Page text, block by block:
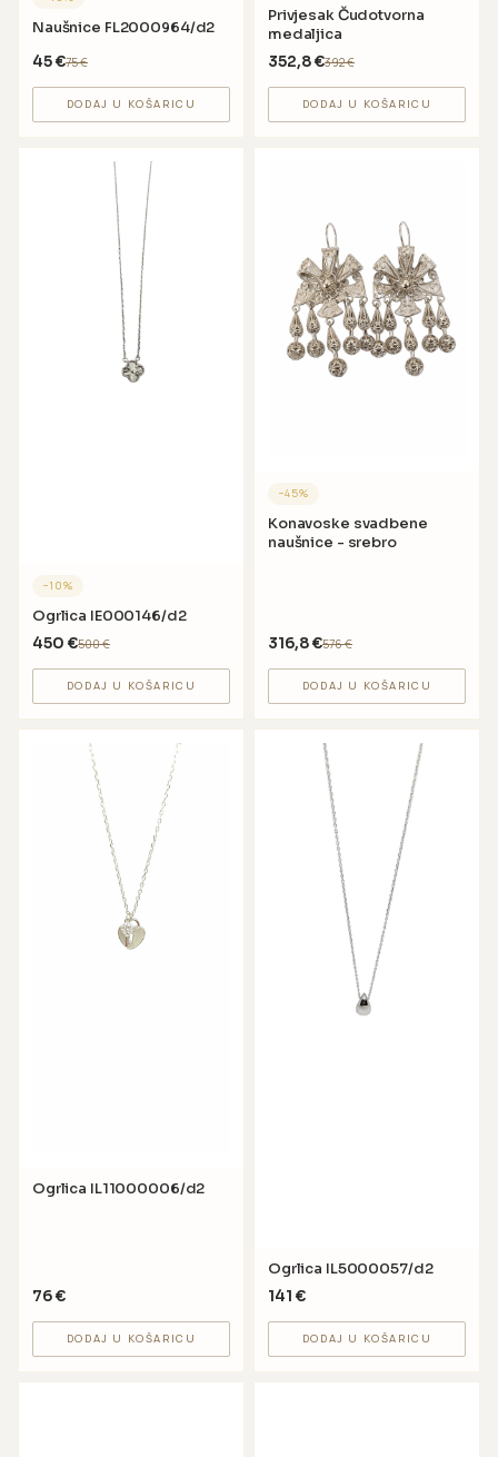
Naušnice FL2000964/d2
45€75€
DODAJ U KOŠARICU
Privjesak Čudotvorna
medaljica
352,8€392€
DODAJ U KOŠARICU
−10%
Ogrlica IE000146/d2
450 €500€
DODAJ U KOŠARICU
−45%
Konavoske svadbene
naušnice - srebro
316,8€576€
DODAJ U KOŠARICU
Ogrlica IL11000006/d2
76€
DODAJ U KOŠARICU
Ogrlica IL5000057/d2
141 €
DODAJ U KOŠARICU